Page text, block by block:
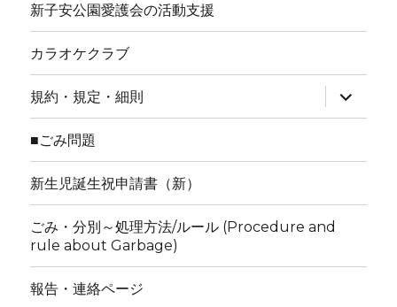
新子安公園愛護会の活動支援
カラオケクラブ
規約・規定・細則
ブ
メ
ー
開
■ごみ問題
新生児誕生祝申請書（新）
ごみ・分別～処理方法/ルール (Procedure and
rule about Garbage)
報告・連絡ページ